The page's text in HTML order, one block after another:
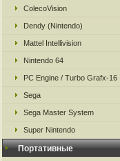
ColecoVision
Dendy (Nintendo)
Mattel Intellivision
Nintendo 64
PC Engine / Turbo Grafx-16
Sega
Sega Master System
Super Nintendo
Портативные